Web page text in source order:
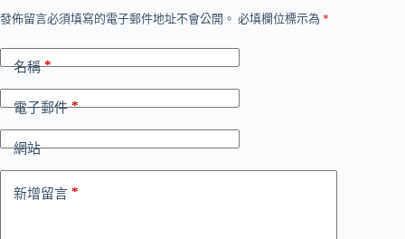
發佈留言必須填寫的電子郵件地址不會公開。 必填欄位標示為 *
名稱*
電子郵件*
網站
新增留言 *